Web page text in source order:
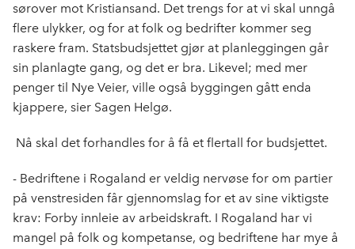
sørover mot Kristiansand. Det trengs for at vi skal unngå
flere ulykker, og for at folk og bedrifter kommer seg
raskere fram. Statsbudsjettet gjør at planleggingen går
sin planlagte gang, og det er bra. Likevel; med mer
penger til Nye Veier, ville også byggingen gått enda
kjappere, sier Sagen Helgø.
Nå skal det forhandles for å få et flertall for budsjettet.
- Bedriftene i Rogaland er veldig nervøse for om partier
på venstresiden får gjennomslag for et av sine viktigste
krav: Forby innleie av arbeidskraft. I Rogaland har vi
mangel på folk og kompetanse, og bedriftene har mye å